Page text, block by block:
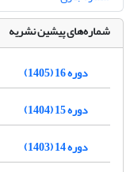
شماره‌های پیشین نشریه
دوره 16 (1405)
دوره 15 (1404)
دوره 14 (1403)